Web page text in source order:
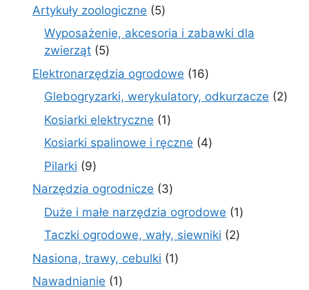
Artykuły zoologiczne 55
produktów
Wyposażenie, akcesoria i zabawki dla
zwierząt 55
produktów
Elektronarzędzia ogrodowe 1616
produktów
Glebogryzarki, werykulatory, odkurzacze 22
Kosiarki elektryczne 11
produkt
Kosiarki spalinowe i ręczne 44
Pilarki 99
produktów
Narzędzia ogrodnicze 33
produkty
Duże i małe narzędzia ogrodowe 11
Taczki ogrodowe, wały, siewniki 22
Nasiona, trawy, cebulki 11
Nawadnianie 11